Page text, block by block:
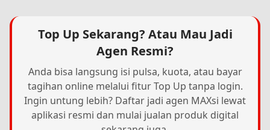
Top Up Sekarang? Atau Mau Jadi
Agen Resmi?
Anda bisa langsung isi pulsa, kuota, atau bayar
tagihan online melalui fitur Top Up tanpa login.
Ingin untung lebih? Daftar jadi agen MAXsi lewat
aplikasi resmi dan mulai jualan produk digital